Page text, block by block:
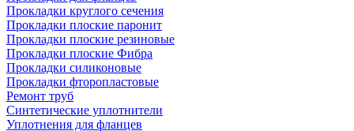
Прокладки круглого сечения
Прокладки плоские паронит
Прокладки плоские резиновые
Прокладки плоские Фибра
Прокладки силиконовые
Прокладки фторопластовые
Ремонт труб
Синтетические уплотнители
Уплотнения для фланцев